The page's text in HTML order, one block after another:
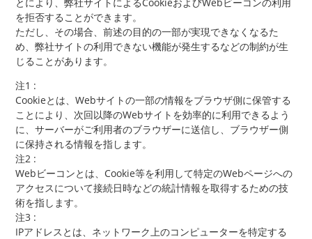
を拒否することができます。
ただし、その場合、前述の目的の一部が実現できなくなるた
め、弊社サイトの利用できない機能が発生するなどの制約が生
じることがあります。
注1 :
Cookieとは、Webサイトの一部の情報をブラウザ側に保管する
ことにより、次回以降のWebサイトを効率的に利用できるよう
に、サーバーがご利用者のブラウザーに送信し、ブラウザー側
に保持される情報を指します。
注2 :
Webビーコンとは、Cookie等を利用して特定のWebページへの
アクセスについて接続日時などの統計情報を取得するための技
術を指します。
注3 :
IPアドレスとは、ネットワーク上のコンピューターを特定する